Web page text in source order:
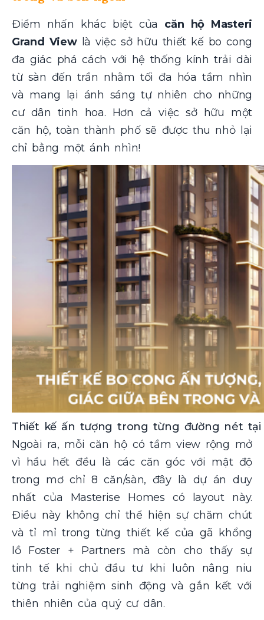
Điểm nhấn khác biệt của căn hộ Masteri
Grand Viewlà việc sở hữu thiết kế bo cong
đa giác phá cách với hệ thống kính trải dài
từ sàn đến trần nhằm tối đa hóa tầm nhìn
và mang lại ánh sáng tự nhiên cho những
cư dân tinh hoa. Hơn cả việc sở hữu một
căn hộ, toàn thành phố sẽ được thu nhỏ lại
chỉ bằng một ánh nhìn!
Thiết kế ấn tượng trong từng đường nét tại
Ngoài ra, mỗi căn hộ có tầm view rộng mở
vì hầu hết đều là các căn góc với mật độ
trong mơ chỉ 8 căn/sàn, đây là dự án duy
nhất của Masterise Homes có layout này.
Điều này không chỉ thể hiện sự chăm chút
và tỉ mỉ trong từng thiết kế của gã khổng
lồ Foster + Partners mà còn cho thấy sự
tinh tế khi chủ đầu tư khi luôn nâng niu
từng trải nghiệm sinh động và gắn kết với
thiên nhiên của quý cư dân.